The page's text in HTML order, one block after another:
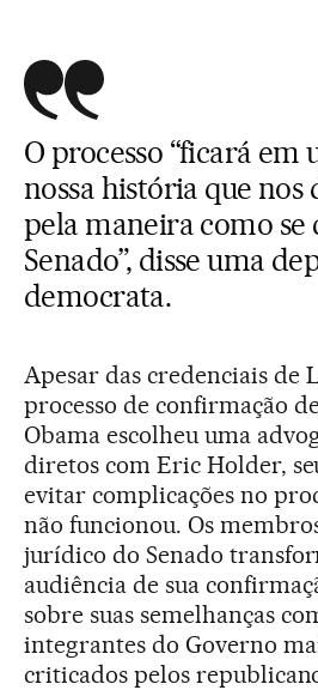
O processo “ficará em
nossa história que nos
pela maneira como
Senado”, disse uma
democrata.
Apesar das credenciais de
processo de confirmação
Obama escolheu uma
diretos com Eric Holder,
evitar complicações no
não funcionou. Os
jurídico do Senado
audiência de sua
sobre suas semelhanças
integrantes do Governo
criticados pelos